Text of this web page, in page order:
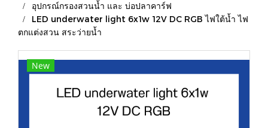
อุปกรณ์กรองสวนน้ำ และ บ่อปลาคาร์ฟ
LED underwater light 6x1w 12V DC RGB ไฟใต้น้ำ ไฟ
ตกแต่งสวน สระว่ายน้ำ
New